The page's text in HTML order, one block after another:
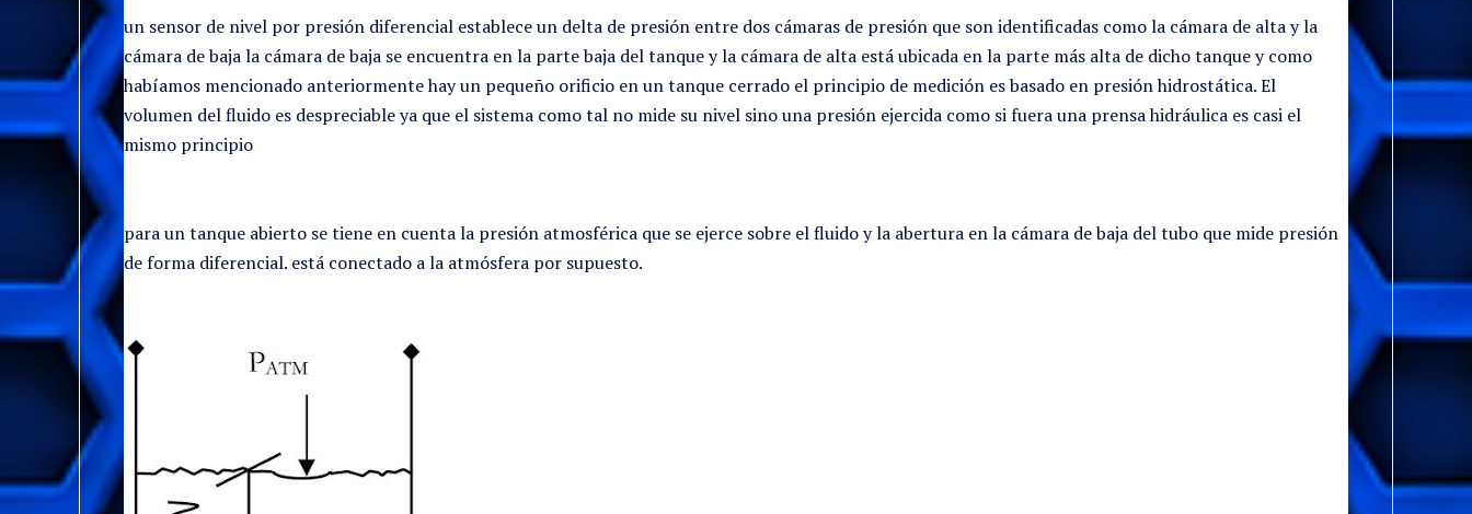
un sensor de nivel por presión diferencial establece un delta de presión entre dos cámaras de presión que son identificadas como la cámara de alta y la
cámara de baja la cámara de baja se encuentra en la parte baja del tanque y la cámara de alta está ubicada en la parte más alta de dicho tanque y como
habíamos mencionado anteriormente hay un pequeño orificio en un tanque cerrado el principio de medición es basado en presión hidrostática. El
volumen del fluido es despreciable ya que el sistema como tal no mide su nivel sino una presión ejercida como si fuera una prensa hidráulica es casi el
mismo principio
para un tanque abierto se tiene en cuenta la presión atmosférica que se ejerce sobre el fluido y la abertura en la cámara de baja del tubo que mide presión
de forma diferencial. está conectado a la atmósfera por supuesto.